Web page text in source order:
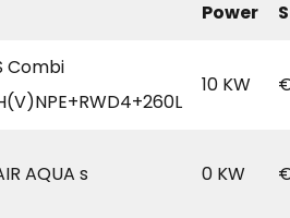
Power
Combi
10 KW
AQUA s 0 KW